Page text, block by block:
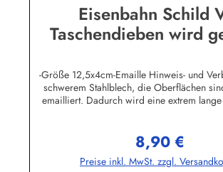
Eisenbahn Schild
Taschendieben wird
-Größe 12,5x4cm-Emaille Hinweis- und
schwerem Stahlblech, die Oberflächen
emailliert. Dadurch wird eine extrem
enthalten sind, dürfen nur lose angezogen
die Lackierung abplatzen kann-Die
auch nach Wunsch gefertigt werdenHier
Regulärer Preis:
8,90 €
Preise inkl. MwSt. zzgl.